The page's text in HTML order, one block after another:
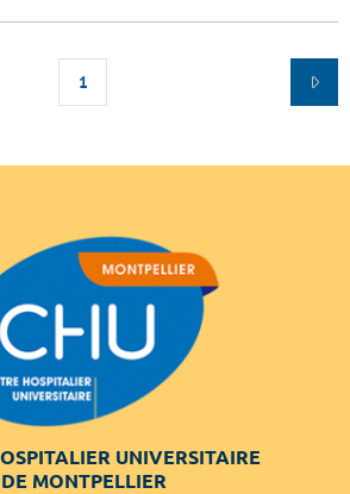
1
UNIVERSITAIRE
DE MONTPELLIER